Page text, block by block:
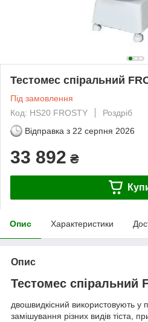
Тестомес спіральний
Під замовлення
Код: HS20 FROSTY
Роздріб
Відправка з 22 серпня 2026
33 892 ₴
Опис Характеристики
Опис
Тестомес спіральний
двошвидкісний використовують у
замішування різних видів тіста,